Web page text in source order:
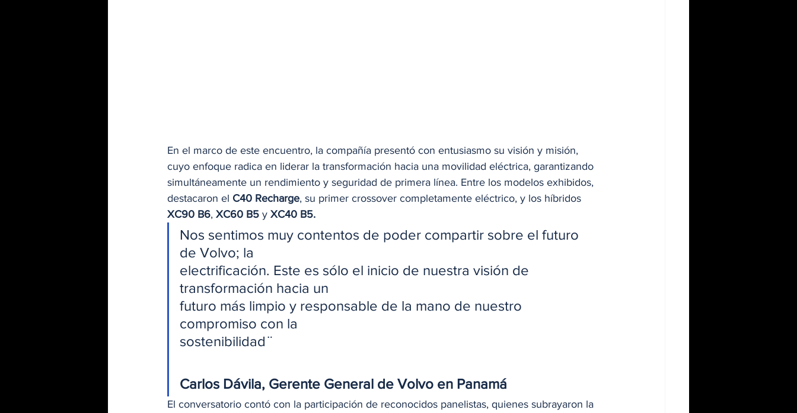
En el marco de este encuentro, la compañía presentó con entusiasmo su visión y misión,
cuyo enfoque radica en liderar la transformación hacia una movilidad eléctrica, garantizando
simultáneamente un rendimiento y seguridad de primera línea. Entre los modelos exhibidos,
destacaron el C40 Recharge, su primer crossover completamente eléctrico, y los híbridos
XC90 B6, XC60 B5 y XC40 B5.
Nos sentimos muy contentos de poder compartir sobre el futuro
de Volvo; la
electrificación. Este es sólo el inicio de nuestra visión de
transformación hacia un
futuro más limpio y responsable de la mano de nuestro
compromiso con la
sostenibilidad ̈
Carlos Dávila, Gerente General de Volvo en Panamá
El conversatorio contó con la participación de reconocidos panelistas, quienes subrayaron la